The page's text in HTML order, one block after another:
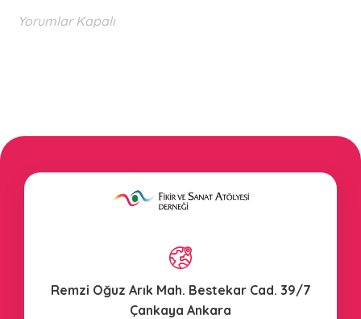
Yorumlar Kapalı
Remzi Oğuz Arık Mah. Bestekar Cad. 39/7
Çankaya Ankara